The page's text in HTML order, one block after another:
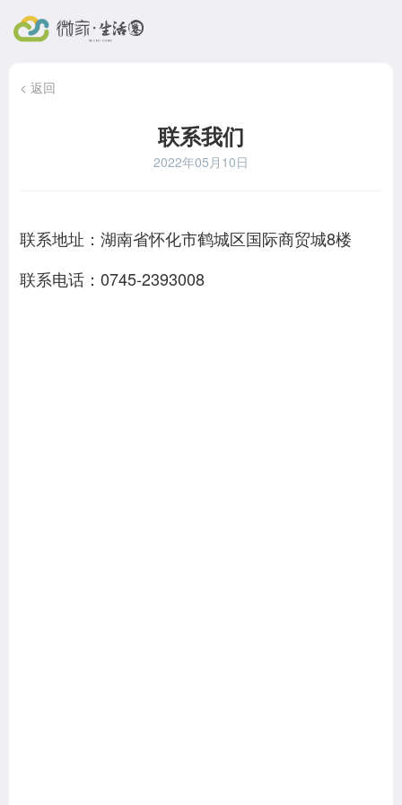
< 返回
联系我们
2022年05月10日
联系地址：湖南省怀化市鹤城区国际商贸城8楼
联系电话：0745-2393008